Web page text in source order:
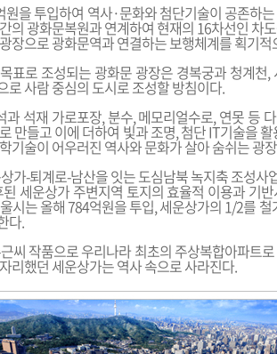
을 투입하여 역사·문화와 첨단기술이 공존하
의 광화문복원과 연계하여 현재의 16차선인 차
장으로 광화문역과 연결하는 보행체계를 획기적
표로 조성되는 광화문 광장은 경복궁과 청계천,
로 사람 중심의 도시로 조성할 방침이다.
과 석재 가로포장, 분수, 메모리얼수로, 연못 등
만들고 이에 더하여 빛과 조명, 첨단 IT기술을
기술이 어우러진 역사와 문화가 살아 숨쉬는 광
가-퇴계로-남산을 잇는 도심남북 녹지축 조성사
세운상가 주변지역 토지의 효율적 이용과 기
시는 올해 784억원을 투입, 세운상가의 1/2를
다.
씨 작품으로 우리나라 최초의 주상복합아파트
리했던 세운상가는 역사 속으로 사라진다.